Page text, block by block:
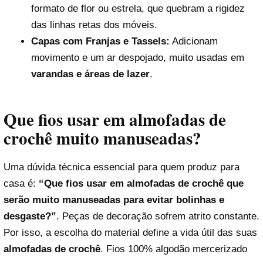
formato de flor ou estrela, que quebram a rigidez
das linhas retas dos móveis.
Capas com Franjas e Tassels: Adicionam
movimento e um ar despojado, muito usadas em
varandas e áreas de lazer.
Que fios usar em almofadas de
crochê muito manuseadas?
Uma dúvida técnica essencial para quem produz para
casa é: “Que fios usar em almofadas de crochê que
serão muito manuseadas para evitar bolinhas e
desgaste?”. Peças de decoração sofrem atrito constante.
Por isso, a escolha do material define a vida útil das suas
almofadas de crochê. Fios 100% algodão mercerizado